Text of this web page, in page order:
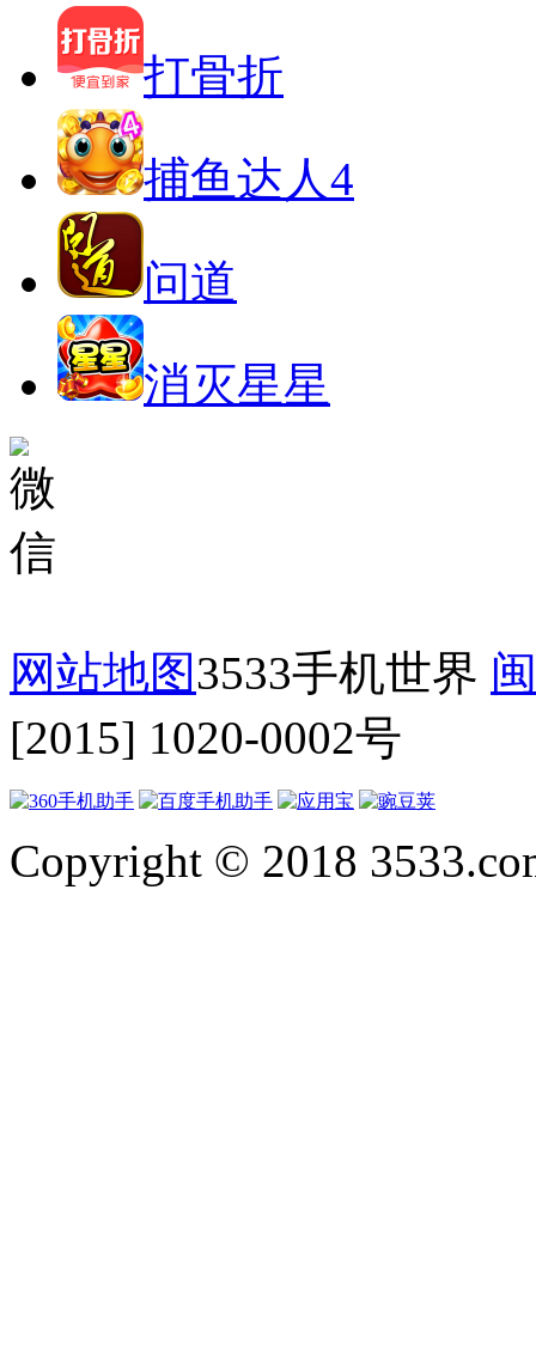
打骨折
捕鱼达人4
问道
消灭星星
网站地图3533手机世界
[2015] 1020-0002号
Copyright © 2018